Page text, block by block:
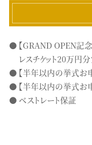
【GRAND OPEN記
レスチケット20万円
【半年以内の挙式お
【半年以内の挙式お
ベストレート保証